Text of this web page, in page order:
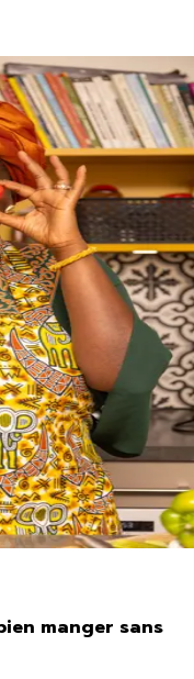
manger sans